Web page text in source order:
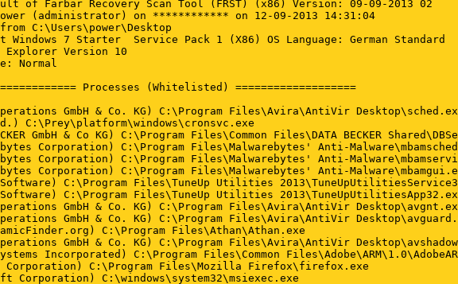
Operations GmbH & Co. KG) C:\Program Files\Avira\AntiVir Desktop\avguard.exe
(www.IslamicFinder.org) C:\Program Files\Athan\Athan.exe
(Avira Operations GmbH & Co. KG) C:\Program Files\Avira\AntiVir Desktop\avshadow.exe
(Adobe Systems Incorporated) C:\Program Files\Common Files\Adobe\ARM\1.0\AdobeARM.exe
(Mozilla Corporation) C:\Program Files\Mozilla Firefox\firefox.exe
(Microsoft Corporation) C:\windows\system32\msiexec.exe

==================== Registry (Whitelisted) ==================

HKLM\...\Run: [avgnt] - C:\Program Files\Avira\AntiVir Desktop\avgnt.exe [347192 2013-09-04] (Avira Operations GmbH & Co. KG)
HKLM\...\Run: [Athan] - C:\Program Files\Athan\Athan.exe [1204224 2011-11-20] (www.IslamicFinder.org)
HKLM\...\Policies\Explorer: [NoDrives] 0
HKCU\...\Policies\Explorer: [NoDrives] 0
HKU\Default\...\RunOnce: [Reboot] - C:\Windows\Reboot.exe [ 2010-12-13] (AsusTek Computer Inc.)
HKU\Default\...\RunOnce: [IconPatch] - C:\Windows\AP\IconPatch.vbs
HKU\Default\...\RunOnce: [AskScreensaver] - C:\Program Files\Asus\AsusScreensaver\AsusScreensaver.exe

==================== Internet (Whitelisted) ====================

HKCU\Software\Microsoft\Internet Explorer\Main,Search Page = hxxp://www.microsoft.com/isapi/redir.dll?prd=ie&ar=iesearch
HKCU\Software\Microsoft\Internet Explorer\Main,Default_Secondary_Page_URL = hxxp://www.google.de/
HKCU\Software\Microsoft\Internet Explorer\Main,Backup.Old.Start Page = https://www.google.de/
HKCU\Software\Microsoft\Internet Explorer\Main,Start Page = hxxp://www.google.de/
SearchScopes: HKLM - DefaultScope value is missing.
SearchScopes: HKLM - Backup.Old.DefaultScope {9BB47C17-9C68-4BB3-B188-DD9AF0FD2406}
SearchScopes: HKLM - {0633EE93-D776-472f-A0FF-E1416B8B2E3A} URL = hxxp://www.bing.com/search?q={searchTerms}&form=ASUTDF&pc=MAAU&src=IE-SearchBox
SearchScopes: HKCU - Backup.Old.DefaultScope {22644C40-4FC2-4E7A-BDAD-71EA5ED16FC5}
SearchScopes: HKCU - {0ECDF796-C2DC-4d79-A620-CCE0C0A66CC9} URL = hxxp://www.delta-search.com/?q={searchTerms}&babsrc=SP_ss&mntrId=8406E0B9A5030800&affID=119357&tt=250613_gr4&tsp=4924
BHO: Adobe PDF Link Helper - {18DF081C-E8AD-4283-A596-FA578C2EBDC3} - C:\Program Files\Common Files\Adobe\Acrobat\ActiveX\AcroIEHelperShim.dll (Adobe Systems Incorporated)
BHO: Bing Bar Helper - {1dad3af3-ef2f-4f64-ac4b-11789189fcb6} - C:\Program Files\Microsoft\BingBar\7.2.233.0\BingExt.dll No File
BHO: Bing Bar Helper - {d2ce3e00-f94a-4740-988e-03dc2f38c34f} - C:\Program Files\Microsoft\BingBar\7.1.391.0\BingExt.dll No File
Toolbar: HKLM - Bing Bar - {8dcb7100-df86-4384-8842-8fa844297b3f} - "C:\Program Files\Microsoft\BingBar\7.1.391.0\BingExt.dll" No File
Toolbar: HKLM - Bing Bar - {eec0f710-38b5-4aba-99bf-ec87564a4e13} - C:\Program Files\Microsoft\BingBar\7.2.233.0\BingExt.dll No File
Toolbar: HKCU - No Name - {2318C2B1-4965-11D4-9B18-009027A5CD4F} -  No File
Handler: skype4com - {FFC8B962-9B40-4DFF-9458-1830C7DD7F5D} - C:\PROGRA~1\COMMON~1\Skype\SKYPE4~1.DLL (Skype Technologies)
Tcpip\Parameters: [DhcpNameServer] 10.0.0.1

FireFox:
========
FF ProfilePath: C:\Users\power\AppData\Roaming\Mozilla\Firefox\Profiles\nwe7omcc.default
FF user.js: detected! => C:\Users\power\AppData\Roaming\Mozilla\Firefox\Profiles\nwe7omcc.default\user.js
FF NewTab: hxxp://www.google.com/firefox
FF DefaultSearchEngine: Ask.com
FF SearchEngineOrder.1: Ask.com
FF SearchEngineOrder.user_pref("browser.search.order.1,S", "");: user_pref("browser.search.order.1,S", "");
FF SelectedSearchEngine: Ask.com
FF Homepage: https://www.google.de/
FF Keyword.URL: hxxp://dts.search.ask.com/sr?src=ffb&gct=ds&appid=100&systemid=473&v=n8883-100&apn_dtid=BND473&apn_ptnrs=AG1&apn_uid=4352935405034440&o=APN10640&q=
FF Plugin: @adobe.com/FlashPlayer - C:\windows\system32\Macromed\Flash\NPSWF32_11_8_800_94.dll ()
FF Plugin: @java.com/DTPlugin,version=10.25.2 - C:\windows\system32\npDeployJava1.dll (Oracle Corporation)
FF Plugin: @tools.google.com/Google Update;version=3 - C:\Program Files\Google\Update\1.3.21.153\npGoogleUpdate3.dll (Google Inc.)
FF Plugin: @tools.google.com/Google Update;version=9 - C:\Program Files\Google\Update\1.3.21.153\npGoogleUpdate3.dll (Google Inc.)
FF Plugin: Adobe Reader - C:\Program Files\Adobe\Reader 11.0\Reader\AIR\nppdf32.dll (Adobe Systems Inc.)
FF SearchPlugin: C:\Users\power\AppData\Roaming\Mozilla\Firefox\Profiles\nwe7omcc.default\searchplugins\Ask.xml
FF SearchPlugin: C:\Users\power\AppData\Roaming\Mozilla\Firefox\Profiles\nwe7omcc.default\searchplugins\babylon.xml
FF SearchPlugin: C:\Program Files\mozilla firefox\searchplugins\Ask.xml
FF SearchPlugin: C:\Program Files\mozilla firefox\browser\searchplugins\amazondotcom-de.xml
FF SearchPlugin: C:\Program Files\mozilla firefox\browser\searchplugins\Ask.xml
FF SearchPlugin: C:\Program Files\mozilla firefox\browser\searchplugins\eBay-de.xml
FF SearchPlugin: C:\Program Files\mozilla firefox\browser\searchplugins\leo_ende_de.xml
FF SearchPlugin: C:\Program Files\mozilla firefox\browser\searchplugins\yahoo-de.xml
FF Extension: saviEnshare  - C:\Users\power\AppData\Roaming\Mozilla\Firefox\Profiles\nwe7omcc.default\Extensions\nqiz078@kqgdutpmr.co.uk
FF Extension: No Name - C:\Users\power\AppData\Roaming\Mozilla\Firefox\Profiles\nwe7omcc.default\Extensions\{5B52016C-D097-4aec-BE61-9F129D8FDDBA}.xpi

========================== Services (Whitelisted) =================

R2 AntiVirSchedulerService; C:\Program Files\Avira\AntiVir Desktop\sched.exe [84024 2013-09-04] (Avira Operations GmbH & Co. KG)
R2 AntiVirService; C:\Program Files\Avira\AntiVir Desktop\avguard.exe [108088 2013-09-04] (Avira Operations GmbH & Co. KG)
R2 CronService; C:\Prey\platform\windows\cronsvc.exe [19968 2011-02-15] (Fork Ltd.)
R2 DBService; C:\Program Files\Common Files\DATA BECKER Shared\DBService.exe [189776 2010-10-28] (DATA BECKER GmbH & Co KG)
R2 MBAMScheduler; C:\Program Files\Malwarebytes' Anti-Malware\mbamscheduler.exe [418376 2013-04-04] (Malwarebytes Corporation)
R2 MBAMService; C:\Program Files\Malwarebytes' Anti-Malware\mbamservice.exe [701512 2013-04-04] (Malwarebytes Corporation)
R2 TuneUp.UtilitiesSvc; C:\Program Files\TuneUp Utilities 2013\TuneUpUtilitiesService32.exe [1699168 2012-09-19] (TuneUp Software)

==================== Drivers (Whitelisted) ====================

R2 acedrv11; C:\windows\system32\drivers\acedrv11.sys [185472 2010-02-24] (Protect Software GmbH)
R1 AsUpIO; C:\Windows\System32\drivers\AsUpIO.sys [11520 2010-03-31] ()
R2 avgntflt; C:\Windows\System32\DRIVERS\avgntflt.sys [88840 2013-09-04] (Avira Operations GmbH & Co. KG)
R1 avipbb; C:\Windows\System32\DRIVERS\avipbb.sys [136672 2013-09-04] (Avira Operations GmbH & Co. KG)
R1 avkmgr; C:\Windows\System32\DRIVERS\avkmgr.sys [37352 2013-03-29] (Avira Operations GmbH & Co. KG)
R0 CLFS; C:\Windows\System32\CLFS.sys [249408 2009-07-14] (Microsoft Corporation)
R3 ETD; C:\Windows\System32\DRIVERS\ETD.sys [109960 2010-04-13] (ELAN Microelectronic Corp.)
S3 FlashUSB; C:\Windows\System32\DRIVERS\FlashUSB.sys [16896 2010-05-12] (Danish Wireless Design A/S)
R3 kbfiltr; C:\Windows\System32\DRIVERS\kbfiltr.sys [13880 2009-07-20] ( )
R3 ManyCam; C:\Windows\System32\DRIVERS\mcvidrv.sys [34432 2012-10-11] (ManyCam LLC)
R3 MBAMProtector; C:\windows\system32\drivers\mbam.sys [22856 2013-04-04] (Malwarebytes Corporation)
R3 mcaudrv_simple; C:\Windows\System32\drivers\mcaudrv.sys [22656 2013-01-31] (ManyCam LLC)
R0 sptd; C:\Windows\System32\Drivers\sptd.sys [428088 2013-06-25] ()
R1 ssmdrv; C:\Windows\System32\DRIVERS\ssmdrv.sys [28520 2012-11-09] (Avira GmbH)
S3 tap0901; C:\Windows\System32\DRIVERS\tap0901.sys [26624 2011-12-15] (The OpenVPN Project)
S3 taphss6; C:\Windows\System32\DRIVERS\taphss6.sys [35592 2012-11-15] (Anchorfree Inc.)
R3 TuneUpUtilitiesDrv; C:\Program Files\TuneUp Utilities 2013\TuneUpUtilitiesDriver32.sys [10088 2012-09-19] (TuneUp Software)
U5 AppMgmt; C:\Windows\system32\svchost.exe [20992 2009-07-14] (Microsoft Corporation)
S3 btwampfl; system32\drivers\btwampfl.sys [x]
S3 btwaudio; system32\drivers\btwaudio.sys [x]
S3 btwavdt; \SystemRoot\system32\DRIVERS\btwavdt.sys [x]
S3 btwl2cap; system32\DRIVERS\btwl2cap.sys [x]
S3 btwrchid; \SystemRoot\system32\DRIVERS\btwrchid.sys [x]
S3 catchme; \??\C:\Users\power\AppData\Local\Temp\catchme.sys [x]
S3 cpuz136; \??\C:\windows\TEMP\cpuz136\cpuz136_x32.sys [x]
U3 DfSdkS; 
S3 EverestDriver; \??\C:\Program Files\Lavalys\EVEREST Ultimate Edition\kerneld.wnt [x]
U5 FontCache3.0.0.0; C:\Windows\Microsoft.Net\Framework\v3.0\WPF\PresentationFontCache.exe [42856 2009-06-10] (Microsoft Corporation)
S3 L1C; system32\DRIVERS\L1C62x86.sys [x]
S3 usbbus; system32\DRIVERS\lgusbbus.sys [x]
S3 UsbDiag; system32\DRIVERS\lgusbdiag.sys [x]
S3 USBModem; system32\DRIVERS\lgusbmodem.sys [x]

==================== NetSvcs (Whitelisted) ===================


==================== One Month Created Files and Folders ========

2013-09-12 14:30 - 2013-09-12 14:31 - 01082587 ____